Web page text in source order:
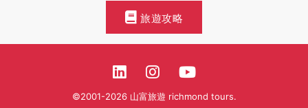
旅遊攻略
©2001-2026 山富旅遊 richmond tours.